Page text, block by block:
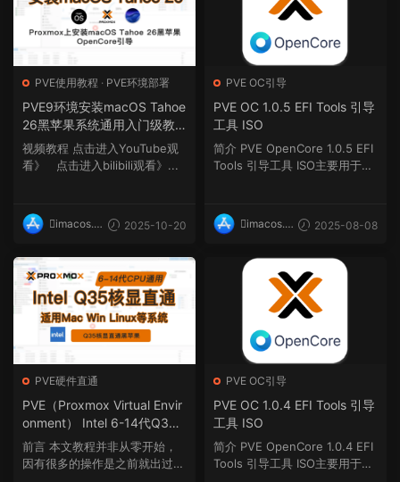
PVE使用教程 · PVE环境部署
PVE9环境安装macOS Tahoe
26黑苹果系统通用入门级教
程(在 Proxmox 9 上安装Inst
all macOS Tahoe 26)
视频教程 点击进入YouTube观
看》 点击进入bilibili观看》...
imacos.t
2025-10-20
PVE OC引导
PVE OC 1.0.5 EFI Tools 引导
工具 ISO
简介 PVE OpenCore 1.0.5 EFI
Tools 引导工具 ISO主要用于Pr
imacos.t
2025-08-08
PVE硬件直通
PVE（Proxmox Virtual Envir
onment） Intel 6-14代Q35
核显直通，适用macOS黑苹
果、Windows、liunx等主流
前言 本文教程并非从零开始，
因有很多的操作是之前就出过教
PVE OC引导
PVE OC 1.0.4 EFI Tools 引导
工具 ISO
简介 PVE OpenCore 1.0.4 EFI
Tools 引导工具 ISO主要用于Pr